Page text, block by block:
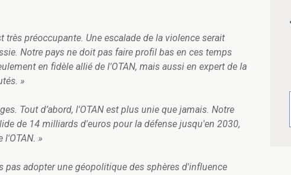
très préoccupante. Une escalade de la violence serait
Notre pays ne doit pas faire profil bas en ces temps
en fidèle allié de l'OTAN, mais aussi en expert de la
»
Tout d’abord, l'OTAN est plus unie que jamais. Notre
de 14 milliards d'euros pour la défense jusqu'en 2030,
l'OTAN. »
pas adopter une géopolitique des sphères d'influence